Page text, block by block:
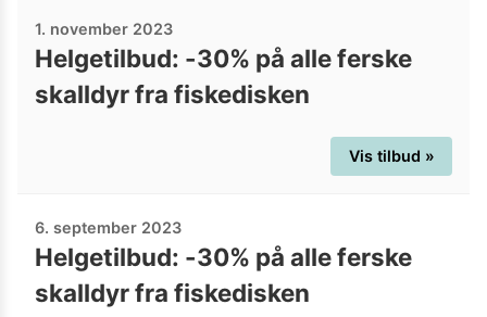
1. november 2023
Helgetilbud: -30% på alle ferske
skalldyr fra fiskedisken
Vis tilbud »
6. september 2023
Helgetilbud: -30% på alle ferske
skalldyr fra fiskedisken